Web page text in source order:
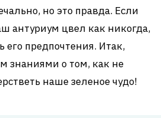
но это правда. Если
антуриум цвел как никогда,
его предпочтения. Итак,
знаниями о том, как не
наше зеленое чудо!